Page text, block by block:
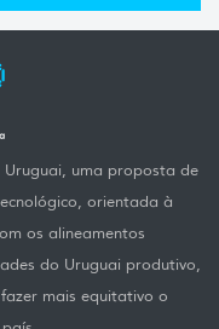
Uruguai, uma proposta de
orientada à
os alineamentos
do Uruguai produtivo,
mais equitativo o